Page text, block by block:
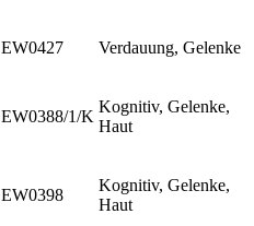
EW0427 Verdauung, Gelenke
EW0388/1/K
Kognitiv, Gelenke,
Haut
EW0398
Kognitiv, Gelenke,
Haut